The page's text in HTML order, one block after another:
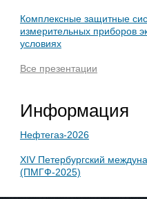
Комплексные защитные
измерительных приборов
условиях
Все презентации
Информация
Нефтегаз-2026
XIV Петербургский
(ПМГФ-2025)